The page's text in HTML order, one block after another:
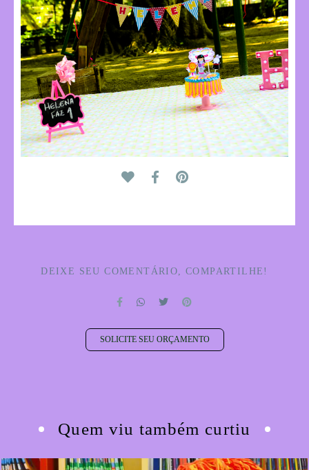
DEIXE SEU COMENTÁRIO, COMPARTILHE!
SOLICITE SEU ORÇAMENTO
Quem viu também curtiu